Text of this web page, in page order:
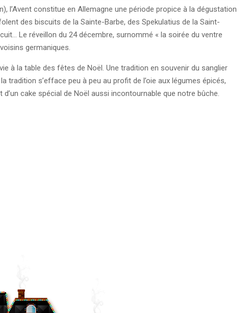
l’Avent constitue en Allemagne une période propice à la dégustation
des biscuits de la Sainte-Barbe, des Spekulatius de la Saint-
Le réveillon du 24 décembre, surnommé « la soirée du ventre
germaniques.
à la table des fêtes de Noël. Une tradition en souvenir du sanglier
tradition s’efface peu à peu au profit de l’oie aux légumes épicés,
cake spécial de Noël aussi incontournable que notre bûche.